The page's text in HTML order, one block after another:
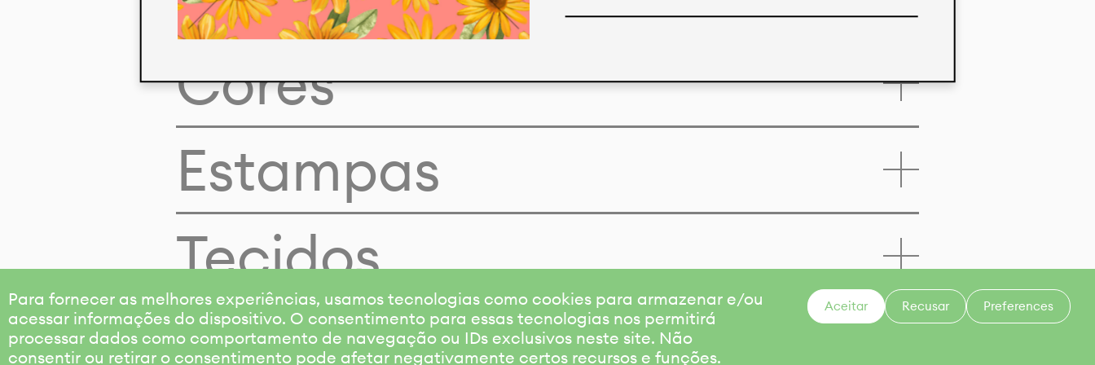
Para fornecer as melhores experiências, usamos tecnologias como cookies para armazenar e/ou
acessar informações do dispositivo. O consentimento para essas tecnologias nos permitirá
processar dados como comportamento de navegação ou IDs exclusivos neste site. Não
consentir ou retirar o consentimento pode afetar negativamente certos recursos e funções.
Aceitar Recusar Preferences
Cores
Estampas
Tecidos